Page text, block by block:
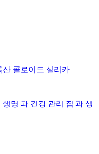
산 콜로이드 실리카
생명 과 건강 관리 집 과 생